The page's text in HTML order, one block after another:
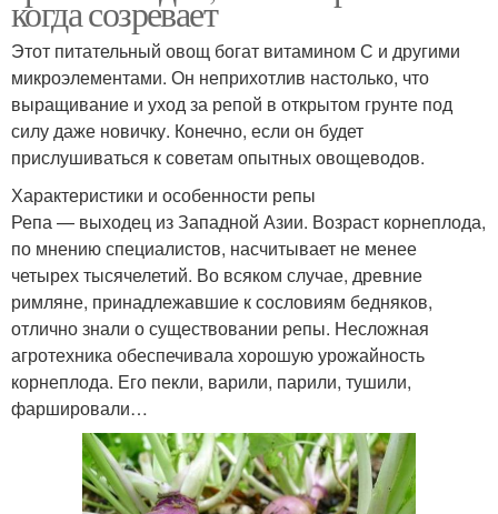
когда созревает
Этот питательный овощ богат витамином С и другими
микроэлементами. Он неприхотлив настолько, что
выращивание и уход за репой в открытом грунте под
силу даже новичку. Конечно, если он будет
прислушиваться к советам опытных овощеводов.
Характеристики и особенности репы
Репа — выходец из Западной Азии. Возраст корнеплода,
по мнению специалистов, насчитывает не менее
четырех тысячелетий. Во всяком случае, древние
римляне, принадлежавшие к сословиям бедняков,
отлично знали о существовании репы. Несложная
агротехника обеспечивала хорошую урожайность
корнеплода. Его пекли, варили, парили, тушили,
фаршировали…